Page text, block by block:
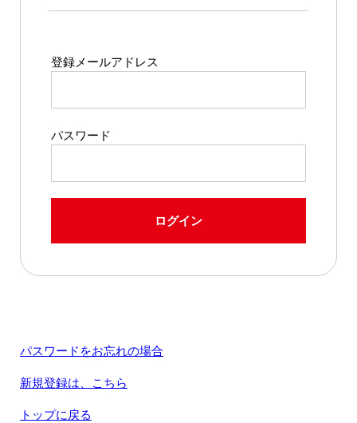
登録メールアドレス
パスワード
ログイン
パスワードをお忘れの場合
新規登録は、こちら
トップに戻る